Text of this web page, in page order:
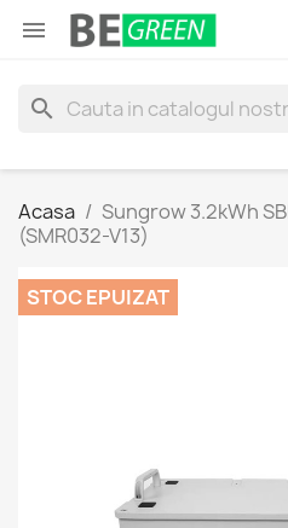

search
Acasa
Sungrow 3.2kWh
(SMR032-V13)
STOC EPUIZAT